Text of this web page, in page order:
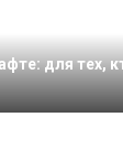
для тех,